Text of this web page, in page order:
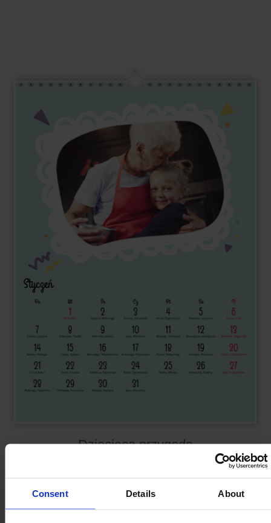
Consent Details About
Dziecięca przygoda